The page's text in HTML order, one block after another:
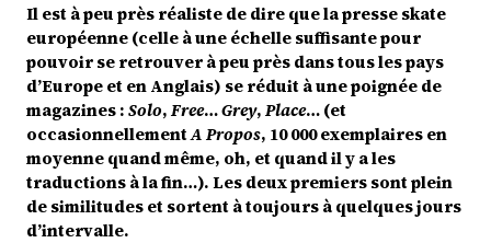
Il est à peu près réaliste de dire que la presse skate
européenne (celle à une échelle suffisante pour
pouvoir se retrouver à peu près dans tous les pays
d’Europe et en Anglais) se réduit à une poignée de
magazines :Solo,Free…Grey,Place… (et
occasionnellementA Propos, 10 000 exemplaires en
moyenne quand même, oh, et quand il y a les
traductions à la fin…). Les deux premiers sont plein
de similitudes et sortent à toujours à quelques jours
d’intervalle.